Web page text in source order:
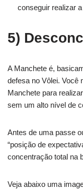
conseguir realizar
5)
A Manchete é,
defesa no Vôlei. Você
Manchete para
sem um alto nível de
Antes de uma passe
“posição de
concentração total na
Veja abaixo uma